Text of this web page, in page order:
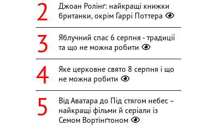
Джоан Ролінґ: найкращі книжки
британки, окрім Гаррі Поттера
Яблучний спас 6 серпня - традиції
та що не можна робити
Яке церковне свято 8 серпня і що
не можна робити
Від Аватара до Під стягом небес –
найкращі фільми й серіали із
Семом Вортінґтоном